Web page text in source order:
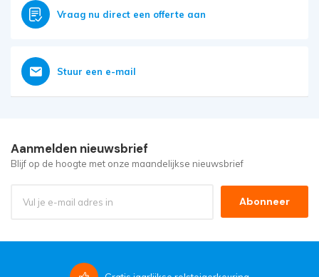
Vraag nu direct een offerte aan
Stuur een e-mail
Aanmelden nieuwsbrief
Blijf op de hoogte met onze maandelijkse nieuwsbrief
Abonneer